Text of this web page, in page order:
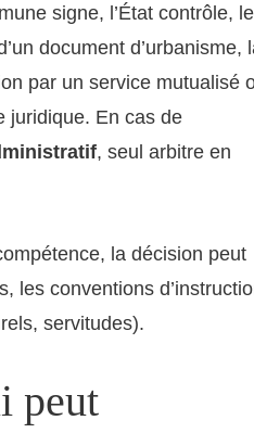
signe, l’État contrôle, le
document d’urbanisme,
par un service mutualisé
juridique. En cas de
, seul arbitre en
la décision peut
les conventions
servitudes).
peut